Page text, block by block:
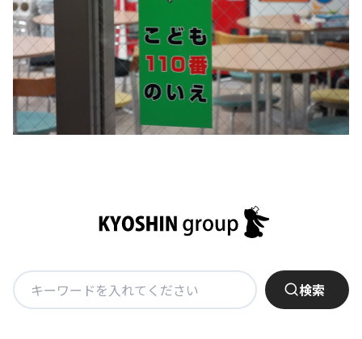
安全・安心にお通いいただくために
活動報告
お客様相談センター
メッセージアーカイブス
検
索:
検索